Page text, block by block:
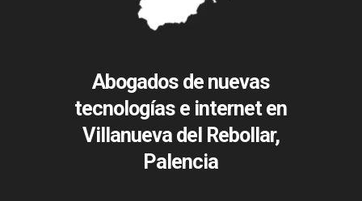
Abogados de nuevas
tecnologías e internet en
Villanueva del Rebollar,
Palencia